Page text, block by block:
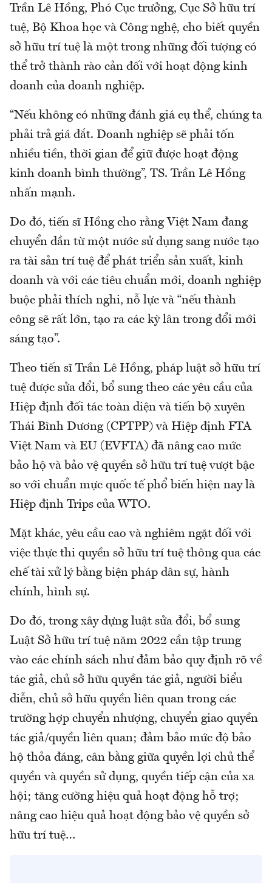
Trần Lê Hồng, Phó Cục trưởng, Cục Sở hữu trí
tuệ, Bộ Khoa học và Công nghệ, cho biết quyền
sở hữu trí tuệ là một trong những đối tượng có
thể trở thành rào cản đối với hoạt động kinh
doanh của doanh nghiệp.
“Nếu không có những đánh giá cụ thể, chúng ta
phải trả giá đắt. Doanh nghiệp sẽ phải tốn
nhiều tiền, thời gian để giữ được hoạt động
kinh doanh bình thường”, TS. Trần Lê Hồng
nhấn mạnh.
Do đó, tiến sĩ Hồng cho rằng Việt Nam đang
chuyển dần từ một nước sử dụng sang nước tạo
ra tài sản trí tuệ để phát triển sản xuất, kinh
doanh và với các tiêu chuẩn mới, doanh nghiệp
buộc phải thích nghi, nỗ lực và “nếu thành
công sẽ rất lớn, tạo ra các kỳ lân trong đổi mới
sáng tạo”.
Theo tiến sĩ Trần Lê Hồng, pháp luật sở hữu trí
tuệ được sửa đổi, bổ sung theo các yêu cầu của
Hiệp định đối tác toàn diện và tiến bộ xuyên
Thái Bình Dương (CPTPP) và Hiệp định FTA
Việt Nam và EU (EVFTA) đã nâng cao mức
bảo hộ và bảo vệ quyền sở hữu trí tuệ vượt bậc
so với chuẩn mực quốc tế phổ biến hiện nay là
Hiệp định Trips của WTO.
Mặt khác, yêu cầu cao và nghiêm ngặt đối với
việc thực thi quyền sở hữu trí tuệ thông qua các
chế tài xử lý bằng biện pháp dân sự, hành
chính, hình sự.
Do đó, trong xây dựng luật sửa đổi, bổ sung
Luật Sở hữu trí tuệ năm 2022 cần tập trung
vào các chính sách như đảm bảo quy định rõ về
tác giả, chủ sở hữu quyền tác giả, người biểu
diễn, chủ sở hữu quyền liên quan trong các
trường hợp chuyển nhượng, chuyển giao quyền
tác giả/quyền liên quan; đảm bảo mức độ bảo
hộ thỏa đáng, cân bằng giữa quyền lợi chủ thể
quyền và quyền sử dụng, quyền tiếp cận của xa
hội; tăng cường hiệu quả hoạt động hỗ trợ;
nâng cao hiệu quả hoạt động bảo vệ quyền sở
hữu trí tuệ…